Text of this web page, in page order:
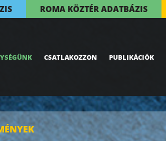
ROMA KÖZTÉR ADATBÁZIS
CSATLAKOZZON PUBLIKÁCIÓK